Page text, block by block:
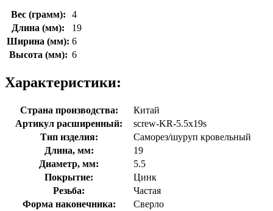
Вес (грамм):
4
Длина (мм):
19
Ширина (мм): 6
Высота (мм): 6
Характеристики:
Страна производства:
Китай
Артикул расширенный:
screw-KR-5.5х19s
Тип изделия:
Саморез/шуруп кровельный
Длина, мм:
19
Диаметр, мм:
5.5
Покрытие:
Цинк
Резьба:
Частая
Форма наконечника:
Сверло